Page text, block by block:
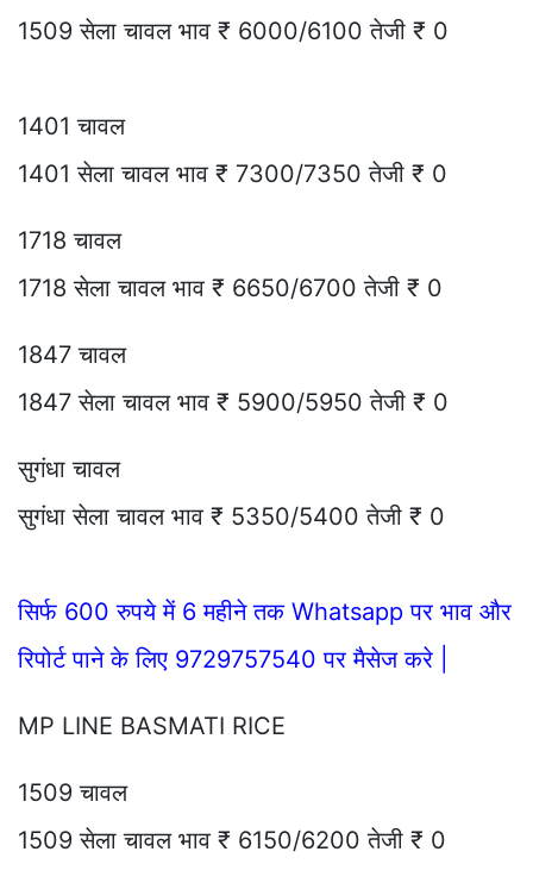
1509 सेला चावल भाव ₹ 6000/6100 तेजी ₹ 0
1401 चावल
1401 सेला चावल भाव ₹ 7300/7350 तेजी ₹ 0
1718 चावल
1718 सेला चावल भाव ₹ 6650/6700 तेजी ₹ 0
1847 चावल
1847 सेला चावल भाव ₹ 5900/5950 तेजी ₹ 0
सुगंधा चावल
सुगंधा सेला चावल भाव ₹ 5350/5400 तेजी ₹ 0
सिर्फ 600 रुपये में 6 महीने तक Whatsapp पर भाव और
रिपोर्ट पाने के लिए 9729757540 पर मैसेज करे |
MP LINE BASMATI RICE
1509 चावल
1509 सेला चावल भाव ₹ 6150/6200 तेजी ₹ 0